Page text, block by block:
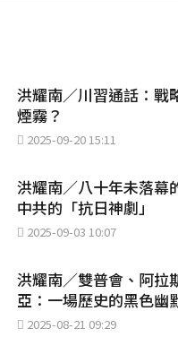
洪耀南／川習通話：戰
煙霧？
2025-09-20 15:11
洪耀南／八十年未落幕
中共的「抗日神劇」
2025-09-03 10:07
洪耀南／雙普會、阿拉
亞：一場歷史的黑色幽
2025-08-21 09:29